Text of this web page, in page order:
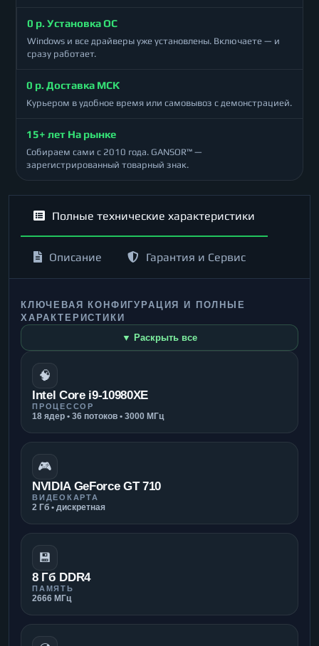
0 р. Установка ОС
Windows и все драйверы уже установлены. Включаете — и
сразу работает.
0 р. Доставка МСК
Курьером в удобное время или самовывоз с демонстрацией.
15+ лет На рынке
Собираем сами с 2010 года. GANSOR™ —
зарегистрированный товарный знак.
Полные технические характеристики
Описание Гарантия и Сервис
КЛЮЧЕВАЯ КОНФИГУРАЦИЯ И ПОЛНЫЕ
ХАРАКТЕРИСТИКИ
▼ Раскрыть все
🧠
Intel Core i9-10980XE
ПРОЦЕССОР
18 ядер • 36 потоков • 3000 МГц
🎮
NVIDIA GeForce GT 710
ВИДЕОКАРТА
2 Гб • дискретная
💾
8 Гб DDR4
ПАМЯТЬ
2666 МГц